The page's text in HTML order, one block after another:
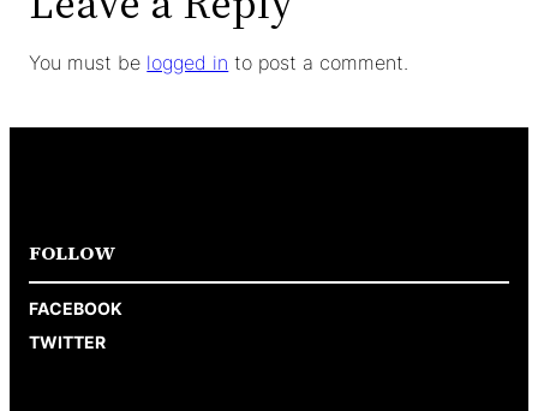
You must be logged in to post a comment.
FOLLOW
FACEBOOK
TWITTER